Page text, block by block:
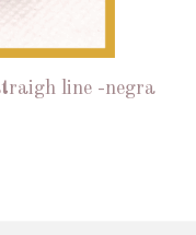
line -negra